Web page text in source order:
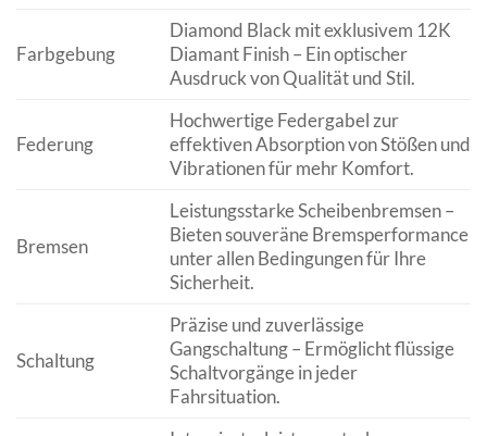
Farbgebung
Diamond Black mit exklusivem 12K
Diamant Finish – Ein optischer
Ausdruck von Qualität und Stil.
Federung
Hochwertige Federgabel zur
effektiven Absorption von Stößen und
Vibrationen für mehr Komfort.
Bremsen
Leistungsstarke Scheibenbremsen –
Bieten souveräne Bremsperformance
unter allen Bedingungen für Ihre
Sicherheit.
Schaltung
Präzise und zuverlässige
Gangschaltung – Ermöglicht flüssige
Schaltvorgänge in jeder
Fahrsituation.